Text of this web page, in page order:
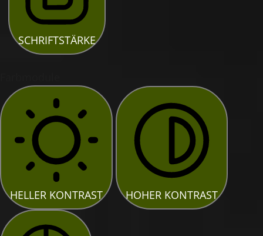
SCHRIFTSTÄRKE
HELLER KONTRAST HOHER KONTRAST